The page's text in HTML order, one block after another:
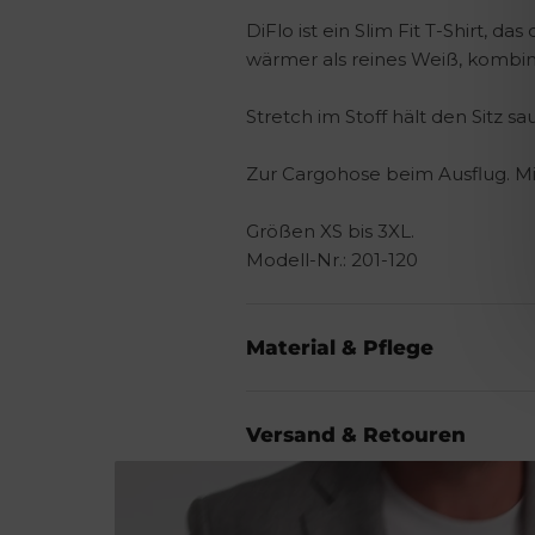
DiFlo ist ein Slim Fit T-Shirt,
wärmer als reines Weiß,
Stretch im Stoff hält den Sitz
Zur Cargohose beim Ausflug.
Größen XS bis 3XL.
Modell-Nr.: 201-120
Material & Pflege
Versand & Retouren